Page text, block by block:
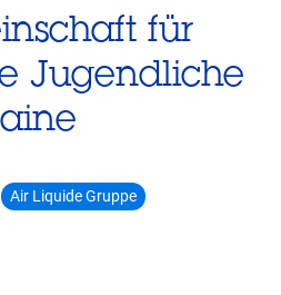
für
Jugendliche
Air Liquide Gruppe